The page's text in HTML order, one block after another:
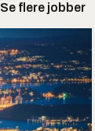
Se flere jobber